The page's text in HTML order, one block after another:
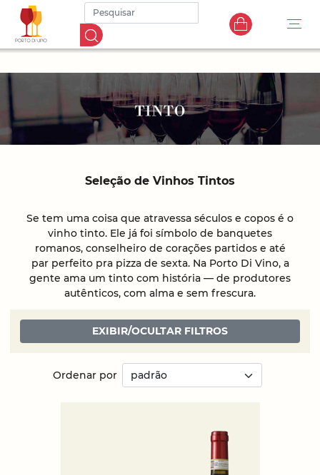
Seleção de Vinhos Tintos
Se tem uma coisa que atravessa séculos e copos é o
vinho tinto. Ele já foi símbolo de banquetes
romanos, conselheiro de corações partidos e até
par perfeito pra pizza de sexta. Na Porto Di Vino, a
gente ama um tinto com história — de produtores
autênticos, com alma e sem frescura.
EXIBIR/OCULTAR FILTROS
Ordenar por